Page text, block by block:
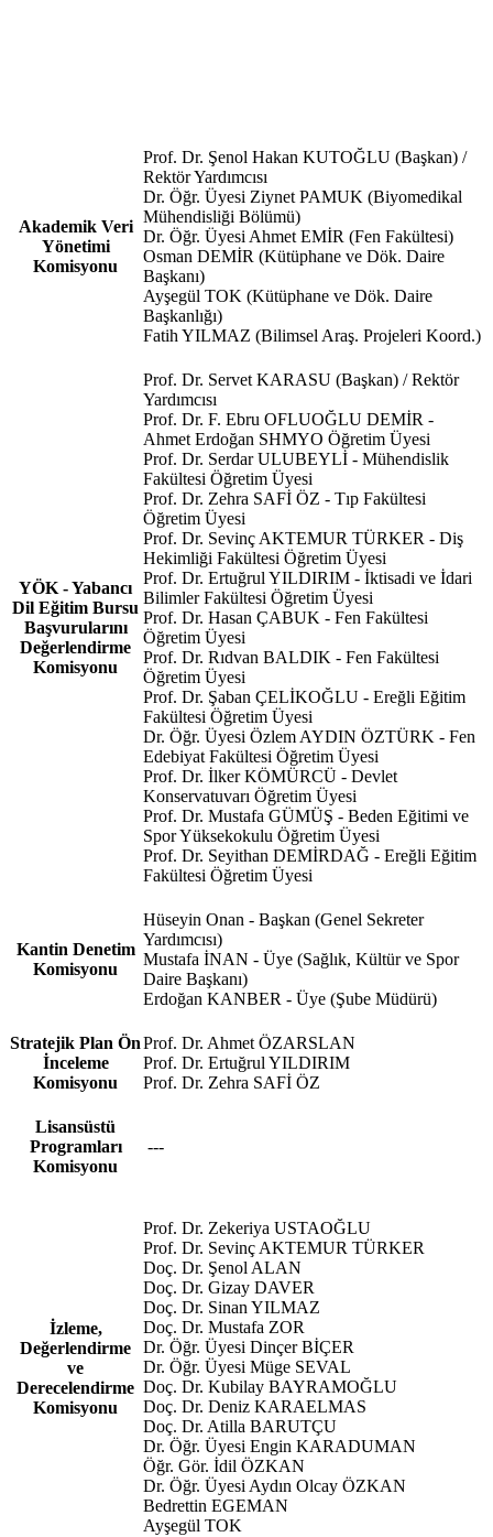
Akademik Veri
Yönetimi
Komisyonu
Prof. Dr. Şenol Hakan KUTOĞLU (Başkan) /
Rektör Yardımcısı
Dr. Öğr. Üyesi Ziynet PAMUK (Biyomedikal
Mühendisliği Bölümü)
Dr. Öğr. Üyesi Ahmet EMİR (Fen Fakültesi)
Osman DEMİR (Kütüphane ve Dök. Daire
Başkanı)
Ayşegül TOK (Kütüphane ve Dök. Daire
Başkanlığı)
Fatih YILMAZ (Bilimsel Araş. Projeleri Koord.)
YÖK - Yabancı
Dil Eğitim Bursu
Başvurularını
Değerlendirme
Komisyonu
Prof. Dr. Servet KARASU (Başkan) / Rektör
Yardımcısı
Prof. Dr. F. Ebru OFLUOĞLU DEMİR -
Ahmet Erdoğan SHMYO Öğretim Üyesi
Prof. Dr. Serdar ULUBEYLİ - Mühendislik
Fakültesi Öğretim Üyesi
Prof. Dr. Zehra SAFİ ÖZ - Tıp Fakültesi
Öğretim Üyesi
Prof. Dr. Sevinç AKTEMUR TÜRKER - Diş
Hekimliği Fakültesi Öğretim Üyesi
Prof. Dr. Ertuğrul YILDIRIM - İktisadi ve İdari
Bilimler Fakültesi Öğretim Üyesi
Prof. Dr. Hasan ÇABUK - Fen Fakültesi
Öğretim Üyesi
Prof. Dr. Rıdvan BALDIK - Fen Fakültesi
Öğretim Üyesi
Prof. Dr. Şaban ÇELİKOĞLU - Ereğli Eğitim
Fakültesi Öğretim Üyesi
Dr. Öğr. Üyesi Özlem AYDIN ÖZTÜRK - Fen
Edebiyat Fakültesi Öğretim Üyesi
Prof. Dr. İlker KÖMÜRCÜ - Devlet
Konservatuvarı Öğretim Üyesi
Prof. Dr. Mustafa GÜMÜŞ - Beden Eğitimi ve
Spor Yüksekokulu Öğretim Üyesi
Prof. Dr. Seyithan DEMİRDAĞ - Ereğli Eğitim
Fakültesi Öğretim Üyesi
Kantin Denetim
Komisyonu
Hüseyin Onan - Başkan (Genel Sekreter
Yardımcısı)
Mustafa İNAN - Üye (Sağlık, Kültür ve Spor
Daire Başkanı)
Erdoğan KANBER - Üye (Şube Müdürü)
Stratejik Plan Ön
İnceleme
Komisyonu
Prof. Dr. Ahmet ÖZARSLAN
Prof. Dr. Ertuğrul YILDIRIM
Prof. Dr. Zehra SAFİ ÖZ
Lisansüstü
Programları
Komisyonu
---
İzleme,
Değerlendirme
ve
Derecelendirme
Komisyonu
Prof. Dr. Zekeriya USTAOĞLU
Prof. Dr. Sevinç AKTEMUR TÜRKER
Doç. Dr. Şenol ALAN
Doç. Dr. Gizay DAVER
Doç. Dr. Sinan YILMAZ
Doç. Dr. Mustafa ZOR
Dr. Öğr. Üyesi Dinçer BİÇER
Dr. Öğr. Üyesi Müge SEVAL
Doç. Dr. Kubilay BAYRAMOĞLU
Doç. Dr. Deniz KARAELMAS
Doç. Dr. Atilla BARUTÇU
Dr. Öğr. Üyesi Engin KARADUMAN
Öğr. Gör. İdil ÖZKAN
Dr. Öğr. Üyesi Aydın Olcay ÖZKAN
Bedrettin EGEMAN
Ayşegül TOK